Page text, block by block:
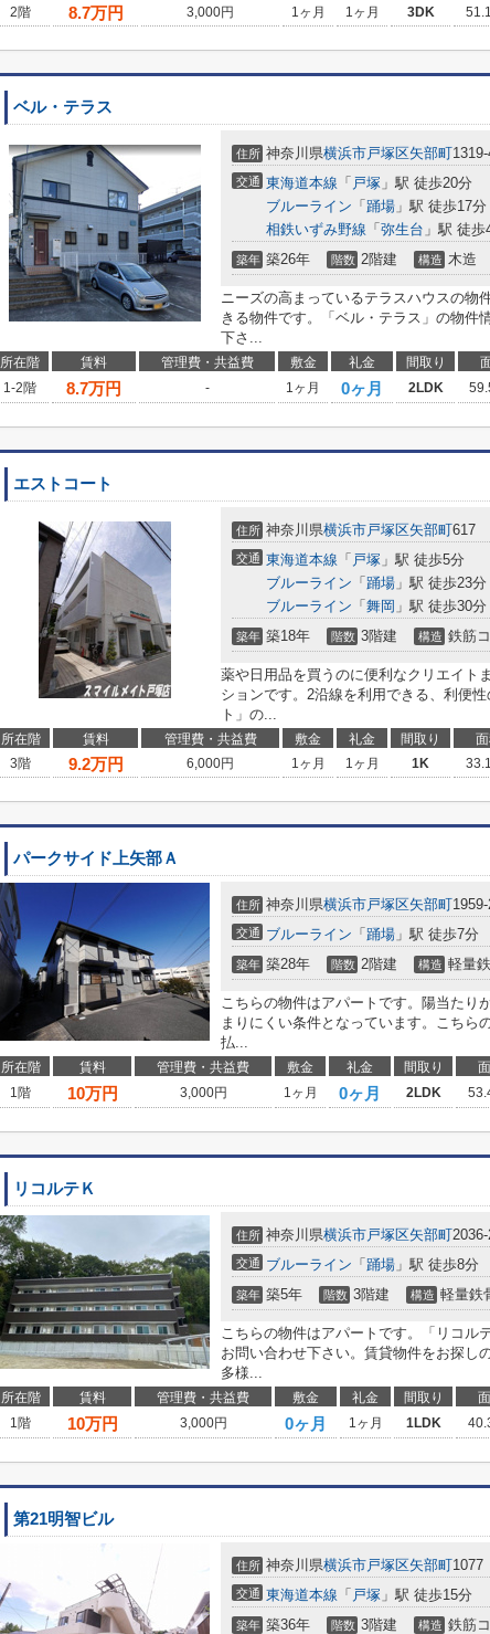
2階
8.7万円 3,000円 1ヶ月 1ヶ月 3DK
ベル・テラス
住所 神奈川県横浜市戸塚区矢部町
交通 東海道本線 「 戸塚 」駅 徒歩20分
ブルーライン 「 踊場 」駅 徒歩17分
相鉄いずみ野線 「 弥生台 」駅 徒歩
築年 築26年 階数 2階建 構造 木造
ニーズの高まっているテラスハウスの物
きる物件です。「ベル・テラス」の物件
下さ...
所在階 賃料 管理費・共益費 敷金 礼金 間取り
1-2階
8.7万円 - 1ヶ月 0ヶ月 2LDK
エストコート
住所 神奈川県横浜市戸塚区矢部町617
交通 東海道本線 「 戸塚 」駅 徒歩5分
ブルーライン 「 踊場 」駅 徒歩23分
ブルーライン 「 舞岡 」駅 徒歩30分
築年 築18年 階数 3階建 構造 鉄筋
薬や日用品を買うのに便利なクリエイト
ションです。2沿線を利用できる、利便
ト」の...
所在階 賃料 管理費・共益費 敷金 礼金 間取り
3階
9.2万円 6,000円 1ヶ月 1ヶ月 1K
パークサイド上矢部Ａ
住所 神奈川県横浜市戸塚区矢部町
交通 ブルーライン 「 踊場 」駅 徒歩7分
築年 築28年 階数 2階建 構造 軽量
こちらの物件はアパートです。陽当たり
まりにくい条件となっています。こちら
払...
所在階 賃料 管理費・共益費 敷金 礼金 間取り
1階
10万円 3,000円 1ヶ月 0ヶ月 2LDK
リコルテＫ
住所 神奈川県横浜市戸塚区矢部町
交通 ブルーライン 「 踊場 」駅 徒歩8分
築年 築5年 階数 3階建 構造 軽量鉄
こちらの物件はアパートです。「リコル
お問い合わせ下さい。賃貸物件をお探し
多様...
所在階 賃料 管理費・共益費 敷金 礼金 間取り
1階
10万円 3,000円 0ヶ月 1ヶ月 1LDK
第21明智ビル
住所 神奈川県横浜市戸塚区矢部町1077
交通 東海道本線 「 戸塚 」駅 徒歩15分
築年 築36年 階数 3階建 構造 鉄筋